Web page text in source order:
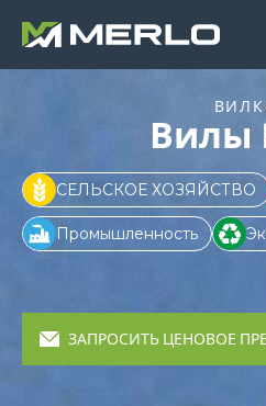
Вилы
СЕЛЬСКОЕ ХОЗЯЙСТВО
Промышленность
ЗАПРОСИТЬ ЦЕНОВОЕ